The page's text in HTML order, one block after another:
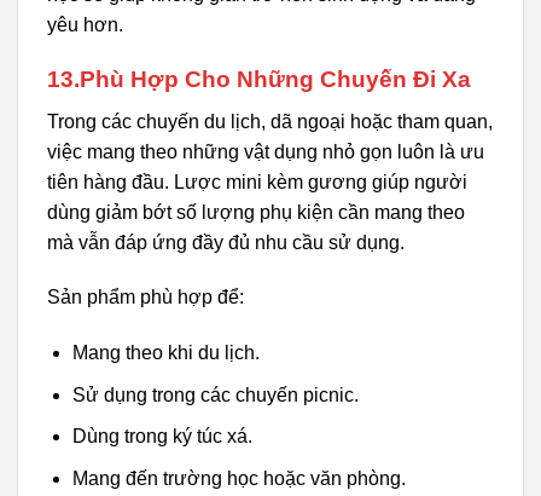
yêu hơn.
13.Phù Hợp Cho Những Chuyến Đi Xa
Trong các chuyến du lịch, dã ngoại hoặc tham quan,
việc mang theo những vật dụng nhỏ gọn luôn là ưu
tiên hàng đầu. Lược mini kèm gương giúp người
dùng giảm bớt số lượng phụ kiện cần mang theo
mà vẫn đáp ứng đầy đủ nhu cầu sử dụng.
Sản phẩm phù hợp để:
Mang theo khi du lịch.
Sử dụng trong các chuyến picnic.
Dùng trong ký túc xá.
Mang đến trường học hoặc văn phòng.